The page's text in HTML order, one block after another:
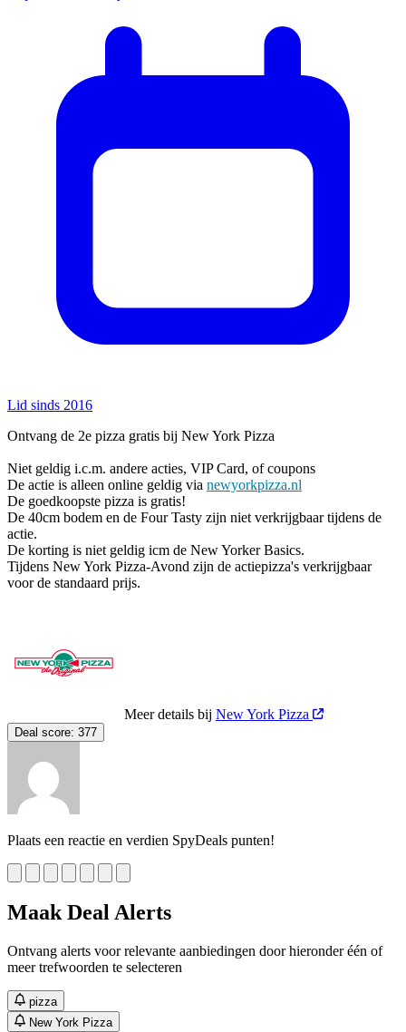
Lid sinds 2016
Ontvang de 2e pizza gratis bij New York Pizza
Niet geldig i.c.m. andere acties, VIP Card, of coupons
De actie is alleen online geldig via newyorkpizza.nl
De goedkoopste pizza is gratis!
De 40cm bodem en de Four Tasty zijn niet verkrijgbaar tijdens de
actie.
De korting is niet geldig icm de New Yorker Basics.
Tijdens New York Pizza-Avond zijn de actiepizza's verkrijgbaar
voor de standaard prijs.
Meer details bij New York Pizza
Deal score: 377
Plaats een reactie en verdien SpyDeals punten!
Maak Deal Alerts
Ontvang alerts voor relevante aanbiedingen door hieronder één of
meer trefwoorden te selecteren
pizza
New York Pizza